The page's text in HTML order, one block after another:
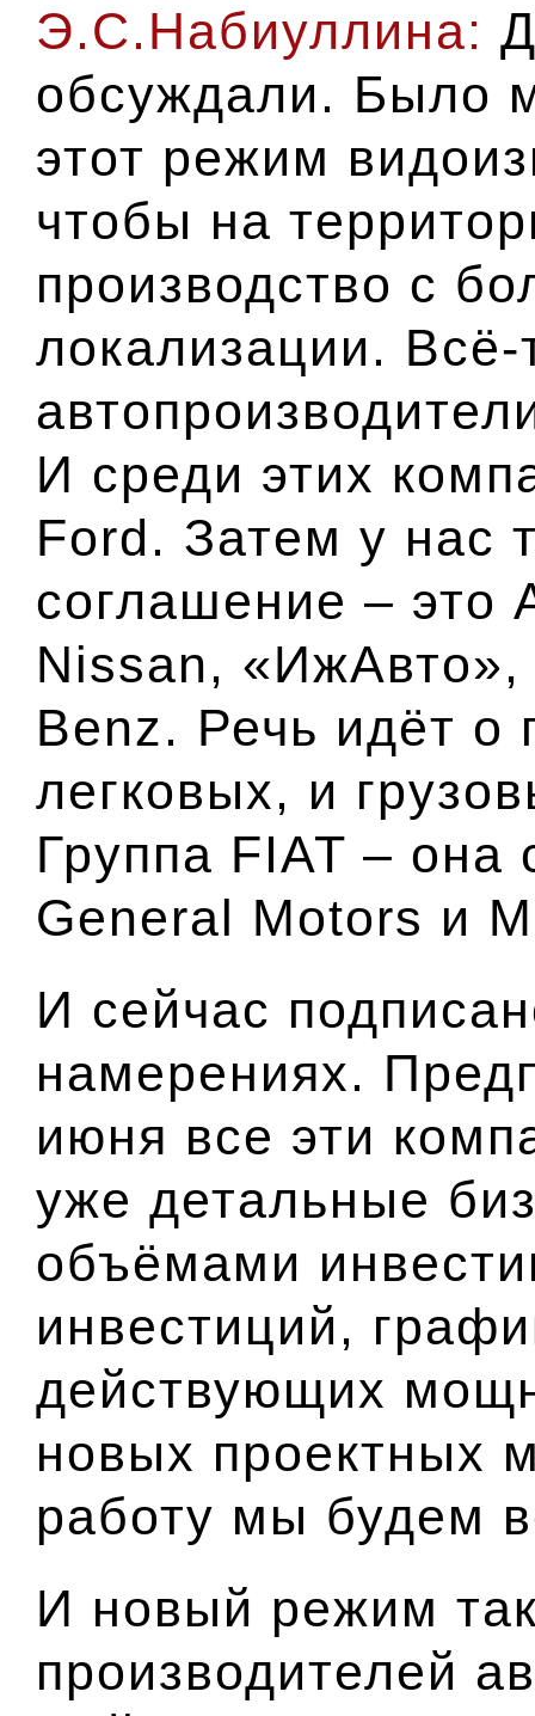
Э.С.Набиуллина:
обсуждали. Было
этот режим
чтобы на
производство с бо
локализации. Всё-
И среди этих
Ford. Затем у нас
соглашение – это
Nissan,
Benz. Речь идёт о
легковых, и
Группа FIAT – она
General Motors и
И сейчас
намерениях.
июня все эти
уже детальные
объёмами
инвестиций,
действующих
новых проектных
работу мы будем
И новый режим
производителей